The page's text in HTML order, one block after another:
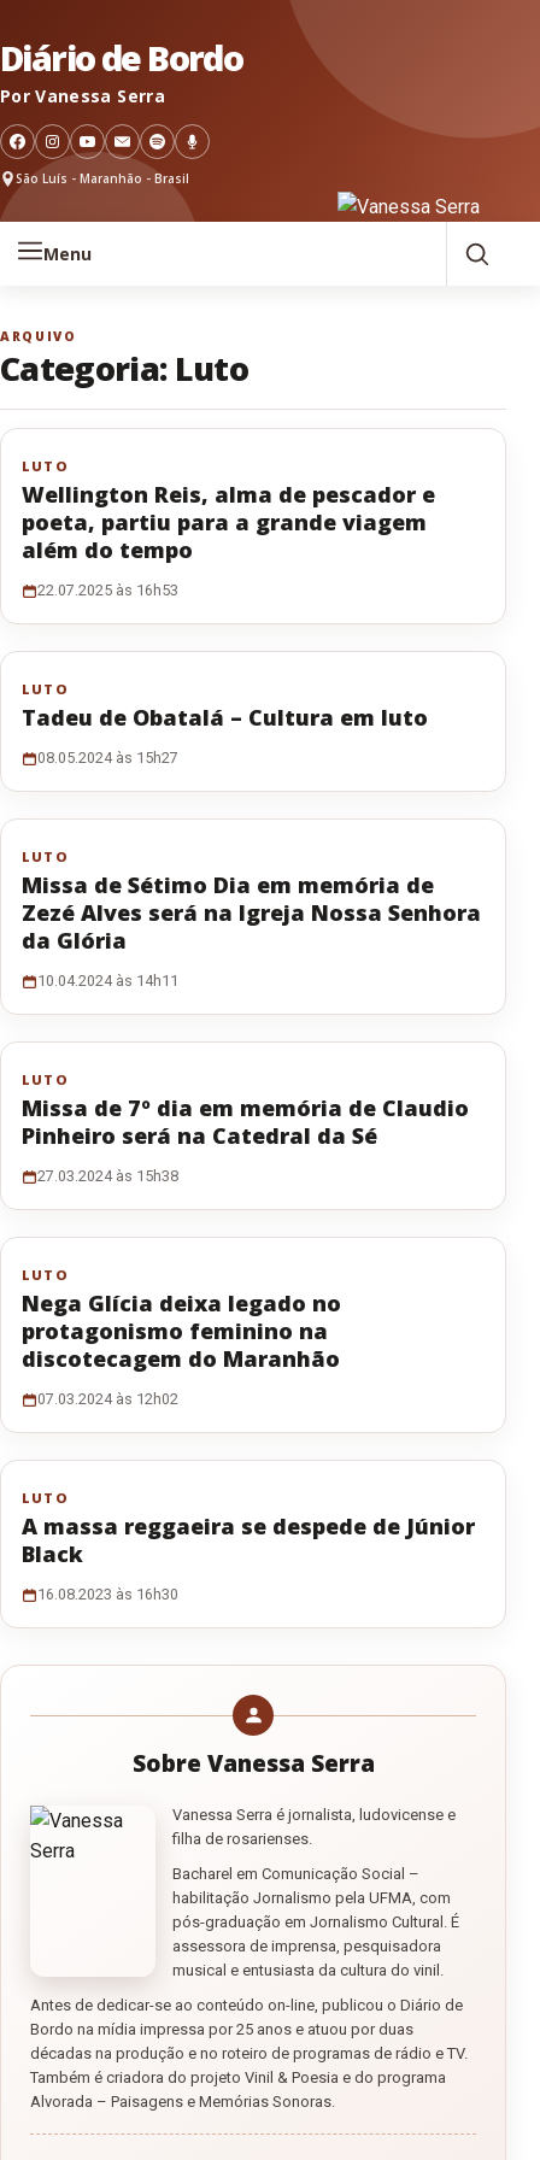
Diário de Bordo
Por Vanessa Serra
São Luís - Maranhão - Brasil
Menu
ARQUIVO
Categoria: Luto
LUTO
Wellington Reis, alma de pescador e
poeta, partiu para a grande viagem
além do tempo
22.07.2025 às 16h53
LUTO
Tadeu de Obatalá – Cultura em luto
08.05.2024 às 15h27
LUTO
Missa de Sétimo Dia em memória de
Zezé Alves será na Igreja Nossa Senhora
da Glória
10.04.2024 às 14h11
LUTO
Missa de 7º dia em memória de Claudio
Pinheiro será na Catedral da Sé
27.03.2024 às 15h38
LUTO
Nega Glícia deixa legado no
protagonismo feminino na
discotecagem do Maranhão
07.03.2024 às 12h02
LUTO
A massa reggaeira se despede de Júnior
Black
16.08.2023 às 16h30
Sobre Vanessa Serra
Vanessa Serra é jornalista, ludovicense e
filha de rosarienses.
Bacharel em Comunicação Social –
habilitação Jornalismo pela UFMA, com
pós-graduação em Jornalismo Cultural. É
assessora de imprensa, pesquisadora
musical e entusiasta da cultura do vinil.
Antes de dedicar-se ao conteúdo on-line, publicou o Diário de
Bordo na mídia impressa por 25 anos e atuou por duas
décadas na produção e no roteiro de programas de rádio e TV.
Também é criadora do projeto Vinil & Poesia e do programa
Alvorada – Paisagens e Memórias Sonoras.